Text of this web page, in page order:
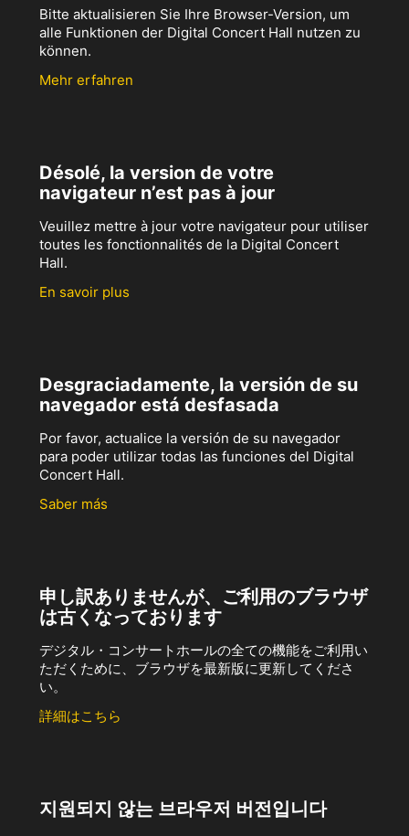
Bitte aktualisieren Sie Ihre Browser-Version, um
alle Funktionen der Digital Concert Hall nutzen zu
können.
Mehr erfahren
Désolé, la version de votre
navigateur n’est pas à jour
Veuillez mettre à jour votre navigateur pour utiliser
toutes les fonctionnalités de la Digital Concert
Hall.
En savoir plus
Desgraciadamente, la versión de su
navegador está desfasada
Por favor, actualice la versión de su navegador
para poder utilizar todas las funciones del Digital
Concert Hall.
Saber más
申し訳ありませんが、ご利用のブラウザ
は古くなっております
デジタル・コンサートホールの全ての機能をご利用い
ただくために、ブラウザを最新版に更新してくださ
い。
詳細はこちら
지원되지 않는 브라우저 버전입니다